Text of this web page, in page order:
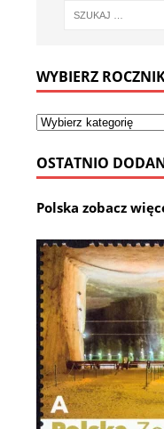
WYBIERZ
OSTATNIO
Polska zobacz